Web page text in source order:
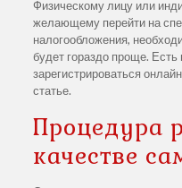
Физическому лицу или
желающему перейти на
налогообложения,
будет гораздо проще.
зарегистрироваться
статье.
Процедура
качестве